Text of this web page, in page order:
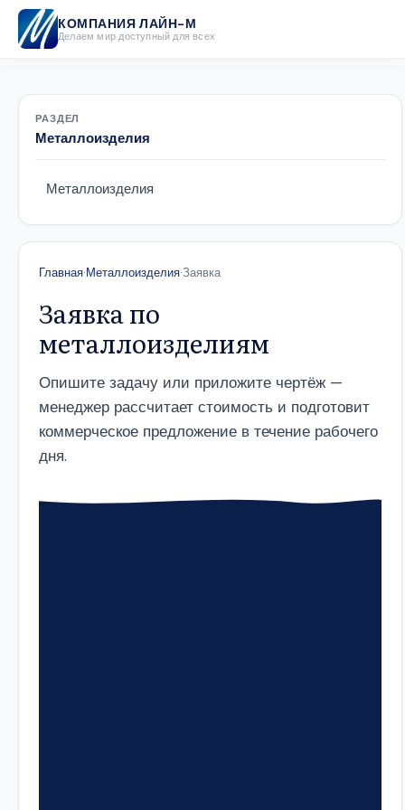
КОМПАНИЯ ЛАЙН-М
Делаем мир доступный для всех
РАЗДЕЛ
Металлоизделия
Металлоизделия
Главная·Металлоизделия·Заявка
Заявка по
металлоизделиям
Опишите задачу или приложите чертёж —
менеджер рассчитает стоимость и подготовит
коммерческое предложение в течение рабочего
дня.